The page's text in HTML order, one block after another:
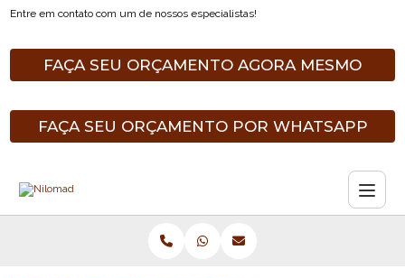
Entre em contato com um de nossos especialistas!
FAÇA SEU ORÇAMENTO AGORA MESMO
FAÇA SEU ORÇAMENTO POR WHATSAPP